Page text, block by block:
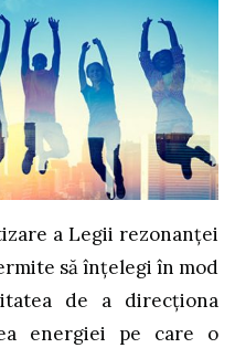
a Legii rezonanței
să înțelegi în mod
de a direcționa
energiei pe care o